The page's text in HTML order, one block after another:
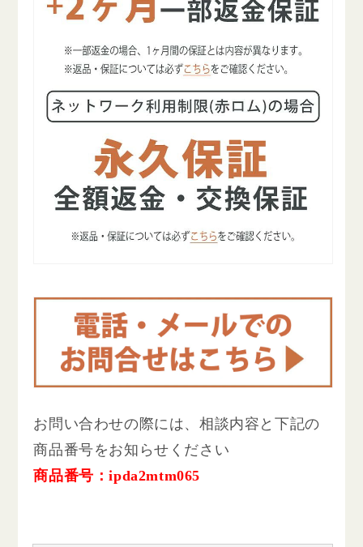
お問い合わせの際には、相談内容と下記の
商品番号をお知らせください
商品番号：ipda2mtm065